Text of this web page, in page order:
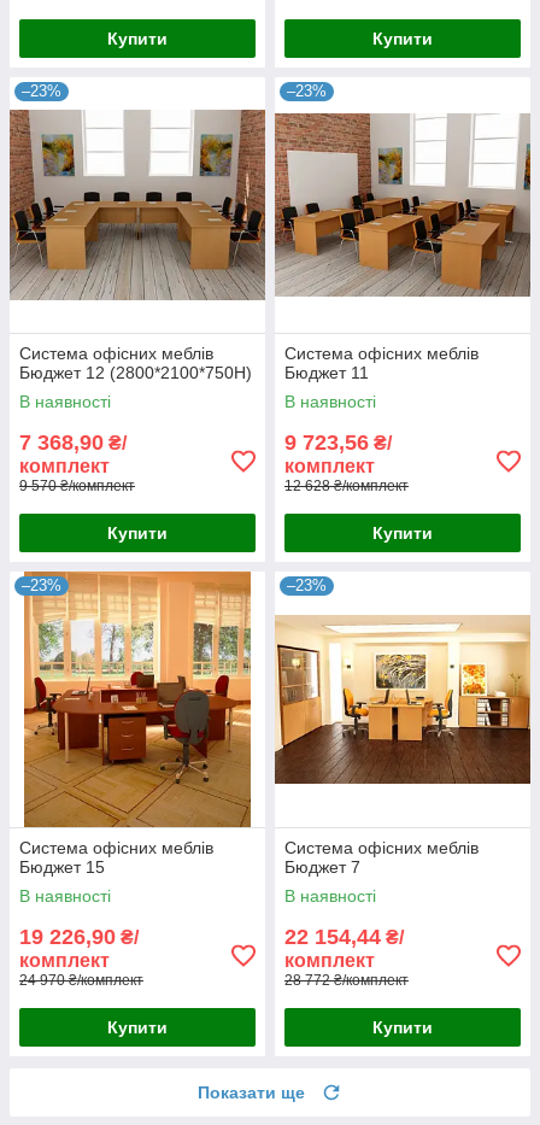
Купити Купити
–23%
Система офісних меблів
Бюджет 12 (2800*2100*750Н)
В наявності
7 368,90 ₴/
комплект
9 570 ₴/комплект
Купити
–23%
Система офісних меблів
Бюджет 11
В наявності
9 723,56 ₴/
комплект
12 628 ₴/комплект
Купити
–23%
Система офісних меблів
Бюджет 15
В наявності
19 226,90 ₴/
комплект
24 970 ₴/комплект
Купити
–23%
Система офісних меблів
Бюджет 7
В наявності
22 154,44 ₴/
комплект
28 772 ₴/комплект
Купити
Показати ще